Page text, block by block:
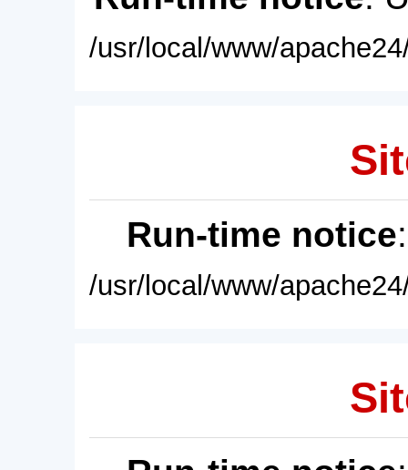
/usr/local/www/
Run-time notice
/usr/local/www/